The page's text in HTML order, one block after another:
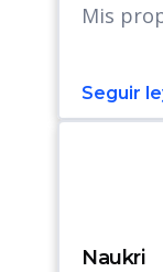
Mis
Seguir
Naukri